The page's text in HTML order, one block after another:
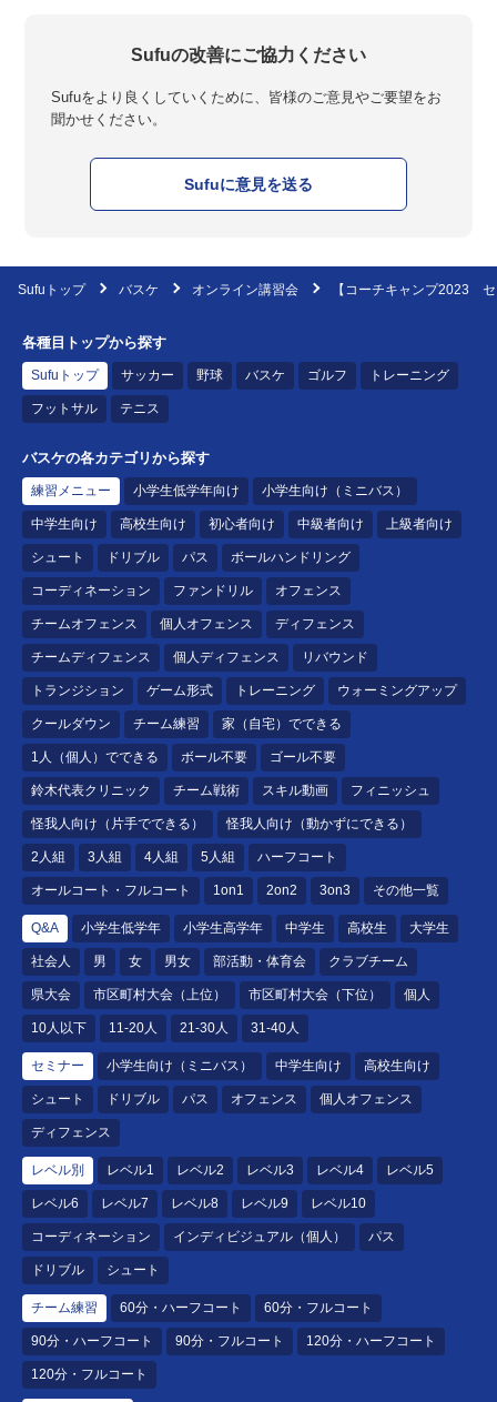
Sufuの改善にご協力ください
Sufuをより良くしていくために、皆様のご意見やご要望をお
聞かせください。
Sufuに意見を送る
Sufuトップ バスケ オンライン講習会 【コーチキャンプ2023
各種目トップから探す
Sufuトップ サッカー 野球 バスケ ゴルフ トレーニング
フットサル テニス
バスケの各カテゴリから探す
練習メニュー 小学生低学年向け 小学生向け（ミニバス）
中学生向け 高校生向け 初心者向け 中級者向け 上級者向け
シュート ドリブル パス ボールハンドリング
コーディネーション ファンドリル オフェンス
チームオフェンス 個人オフェンス ディフェンス
チームディフェンス 個人ディフェンス リバウンド
トランジション ゲーム形式 トレーニング ウォーミングアップ
クールダウン チーム練習 家（自宅）でできる
1人（個人）でできる ボール不要 ゴール不要
鈴木代表クリニック チーム戦術 スキル動画 フィニッシュ
怪我人向け（片手でできる） 怪我人向け（動かずにできる）
2人組 3人組 4人組 5人組 ハーフコート
オールコート・フルコート 1on1 2on2 3on3 その他一覧
Q&A 小学生低学年 小学生高学年 中学生 高校生 大学生
社会人 男 女 男女 部活動・体育会 クラブチーム
県大会 市区町村大会（上位） 市区町村大会（下位） 個人
10人以下 11-20人 21-30人 31-40人
セミナー 小学生向け（ミニバス） 中学生向け 高校生向け
シュート ドリブル パス オフェンス 個人オフェンス
ディフェンス
レベル別 レベル1 レベル2 レベル3 レベル4 レベル5
レベル6 レベル7 レベル8 レベル9 レベル10
コーディネーション インディビジュアル（個人） パス
ドリブル シュート
チーム練習 60分・ハーフコート 60分・フルコート
90分・ハーフコート 90分・フルコート 120分・ハーフコート
120分・フルコート